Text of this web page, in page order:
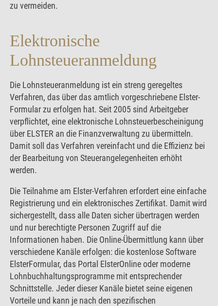
zu vermeiden.
Elektronische
Lohnsteueranmeldung
Die Lohnsteueranmeldung ist ein streng geregeltes
Verfahren, das über das amtlich vorgeschriebene Elster-
Formular zu erfolgen hat. Seit 2005 sind Arbeitgeber
verpflichtet, eine elektronische Lohnsteuerbescheinigung
über ELSTER an die Finanzverwaltung zu übermitteln.
Damit soll das Verfahren vereinfacht und die Effizienz bei
der Bearbeitung von Steuerangelegenheiten erhöht
werden.
Die Teilnahme am Elster-Verfahren erfordert eine einfache
Registrierung und ein elektronisches Zertifikat. Damit wird
sichergestellt, dass alle Daten sicher übertragen werden
und nur berechtigte Personen Zugriff auf die
Informationen haben. Die Online-Übermittlung kann über
verschiedene Kanäle erfolgen: die kostenlose Software
ElsterFormular, das Portal ElsterOnline oder moderne
Lohnbuchhaltungsprogramme mit entsprechender
Schnittstelle. Jeder dieser Kanäle bietet seine eigenen
Vorteile und kann je nach den spezifischen